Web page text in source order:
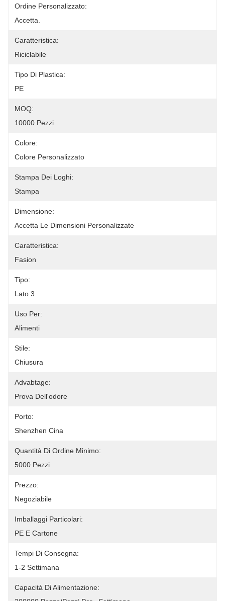
Ordine Personalizzato:
Accetta.
Caratteristica:
Riciclabile
Tipo Di Plastica:
PE
MOQ:
10000 Pezzi
Colore:
Colore Personalizzato
Stampa Dei Loghi:
Stampa
Dimensione:
Accetta Le Dimensioni Personalizzate
Caratteristica:
Fasion
Tipo:
Lato 3
Uso Per:
Alimenti
Stile:
Chiusura
Advabtage:
Prova Dell'odore
Porto:
Shenzhen Cina
Quantità Di Ordine Minimo:
5000 Pezzi
Prezzo:
Negoziabile
Imballaggi Particolari:
PE E Cartone
Tempi Di Consegna:
1-2 Settimana
Capacità Di Alimentazione: